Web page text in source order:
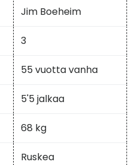
Jim Boeheim
3
55 vuotta vanha
5'5 jalkaa
68 kg
Ruskea